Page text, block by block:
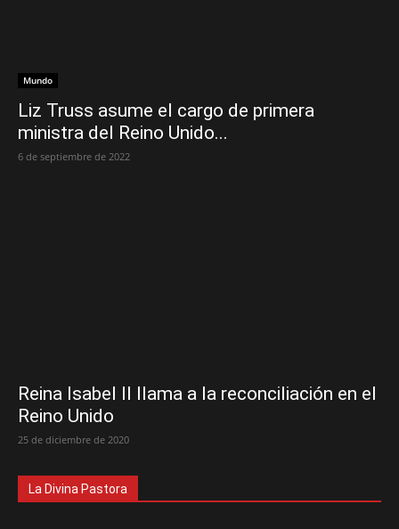
Mundo
Liz Truss asume el cargo de primera
ministra del Reino Unido...
6 de septiembre de 2022
Reina Isabel II llama a la reconciliación en el
Reino Unido
25 de diciembre de 2020
La Divina Pastora